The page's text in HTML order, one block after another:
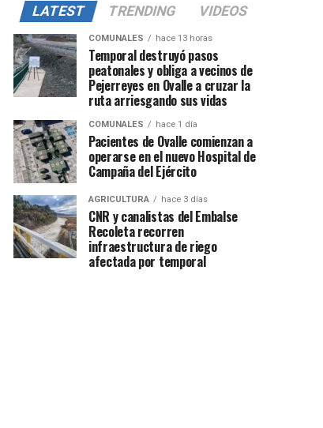
LATEST TRENDING VIDEOS
COMUNALES hace 13 horas
Temporal destruyó pasos
peatonales y obliga a vecinos de
Pejerreyes en Ovalle a cruzar la
ruta arriesgando sus vidas
COMUNALES hace 1 día
Pacientes de Ovalle comienzan a
operarse en el nuevo Hospital de
Campaña del Ejército
AGRICULTURA hace 3 días
CNR y canalistas del Embalse
Recoleta recorren
infraestructura de riego
afectada por temporal